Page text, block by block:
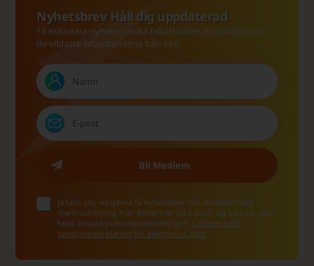
Nyhetsbrev Håll dig uppdaterad
Få exklusiva nyheter, unika rabattkoder, inspiration och
de vildaste erbjudandena från oss!
Ja tack, jag vill gärna få nyhetsbrev och skräddarsydd
marknadsföring från Batterinet via e-post. Jag kan när som
helst avsluta prenumerationen igen. Läs mer i vår
samtyckesförklaring för elektronisk post